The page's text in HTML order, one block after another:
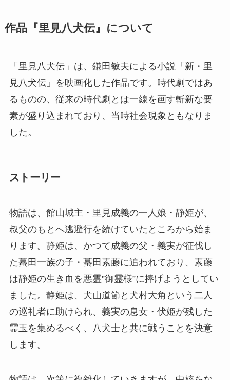
作品『里見八犬伝』について
「里見八犬伝」は、鎌田敏夫による小説「新・里
見八犬伝」を映画化した作品です。時代劇ではあ
るものの、従来の時代劇とは一線を画す斬新な要
素が盛り込まれており、当時社会現象ともなりま
した。
ストーリー
物語は、館山城主・里見成義の一人娘・静姫が、
叔父のもとへ逃避行を続けていたところから始ま
ります。静姫は、かつて成義の父・義実が征伐し
た蟇田一族の子・蟇田素藤に追われており、素藤
は静姫の生き血を悪霊”御霊様”に捧げようとしてい
ました。静姫は、犬山道節と犬村大角という二人
の巡礼者に助けられ、義実の息女・伏姫が残した
霊玉を集めるべく、八犬士と共に戦うことを決意
します。